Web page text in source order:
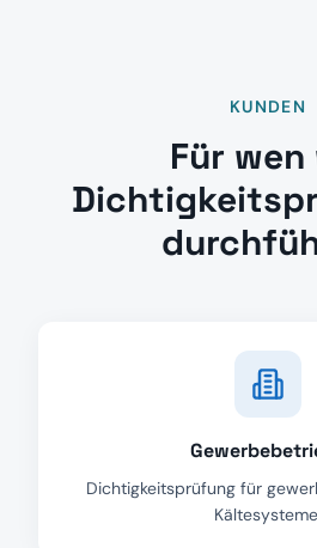
KUNDEN
Für
Dichtigkeitsprüfung für